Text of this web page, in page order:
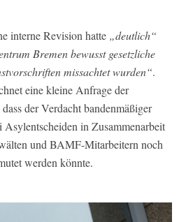
interne Revision hatte „deutlich“
Bremen bewusst gesetzliche
missachtet wurden“.
eine kleine Anfrage der
der Verdacht bandenmäßiger
Asylentscheiden in Zusammenarbeit
und BAMF-Mitarbeitern noch
werden könnte.